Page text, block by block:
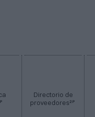
Directorio de
proveedores2P